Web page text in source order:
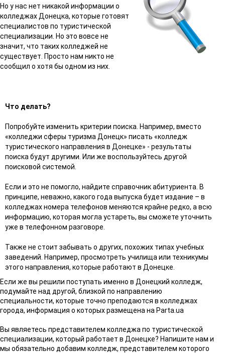
Но у нас нет никакой информации о
колледжах Донецка, которые готовят
специалистов по туристической
специализации. Но это вовсе не
значит, что таких колледжей не
существует. Просто нам никто не
сообщил о хотя бы одном из них.
Что делать?
Попробуйте изменить критерии поиска. Например, вместо
«колледжи сферы туризма Донецк» писать «колледж
туристического направления в Донецке» - результаты
поиска будут другими. Или же воспользуйтесь другой
поисковой системой.
Если и это не помогло, найдите справочник абитуриента. В
принципе, неважно, какого года выпуска будет издание – в
колледжах номера телефонов меняются крайне редко, а всю
информацию, которая могла устареть, вы сможете уточнить
уже в телефонном разговоре.
Также не стоит забывать о других, похожих типах учебных
заведений. Например, просмотреть училища или техникумы
этого направления, которые работают в Донецке.
Если же вы решили поступать именно в Донецкий колледж,
подумайте над другой, близкой по направлению
специальности, которые точно преподаются в колледжах
города, информация о которых размещена на Parta.ua
Вы являетесь представителем колледжа по туристической
специализации, который работает в Донецке? Напишите нам и
мы обязательно добавим колледж, представителем которого